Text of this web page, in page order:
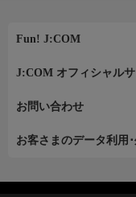
Fun! J:COM
J:COM オフィシャルサ
お問い合わせ
お客さまのデータ利用